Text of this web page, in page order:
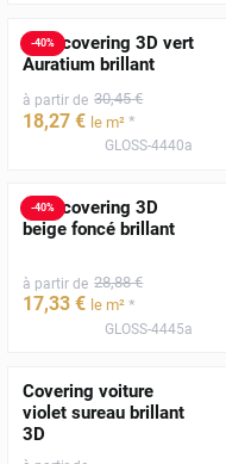
-40%
Film covering 3D vert
Auratium brillant
à partir de 30,45 €
18,27 € le m² *
GLOSS-4440a
-40%
Film covering 3D
beige foncé brillant
à partir de 28,88 €
17,33 € le m² *
GLOSS-4445a
Covering voiture
violet sureau brillant
3D